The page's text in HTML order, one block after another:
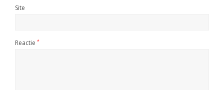
Site
Reactie *